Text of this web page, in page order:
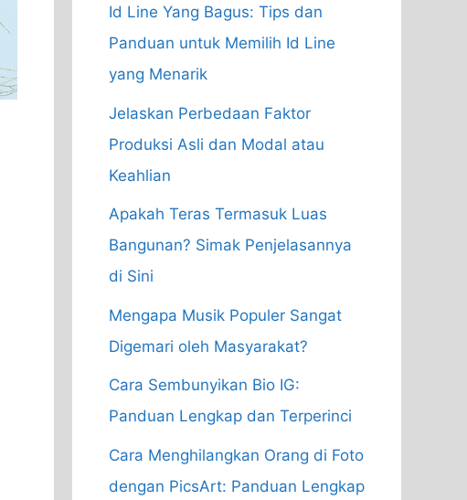
Id Line Yang Bagus: Tips dan
Panduan untuk Memilih Id Line
yang Menarik
Jelaskan Perbedaan Faktor
Produksi Asli dan Modal atau
Keahlian
Apakah Teras Termasuk Luas
Bangunan? Simak Penjelasannya
di Sini
Mengapa Musik Populer Sangat
Digemari oleh Masyarakat?
Cara Sembunyikan Bio IG:
Panduan Lengkap dan Terperinci
Cara Menghilangkan Orang di Foto
dengan PicsArt: Panduan Lengkap